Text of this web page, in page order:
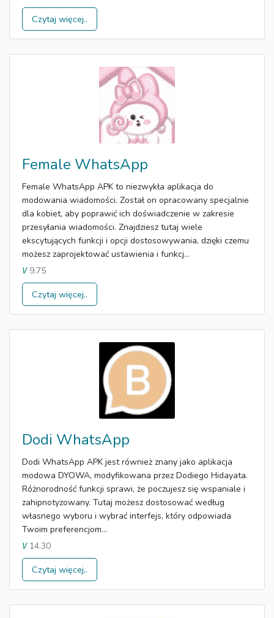
Czytaj więcej..
Female WhatsApp
Female WhatsApp APK to niezwykła aplikacja do
modowania wiadomości. Został on opracowany specjalnie
dla kobiet, aby poprawić ich doświadczenie w zakresie
przesyłania wiadomości. Znajdziesz tutaj wiele
ekscytujących funkcji i opcji dostosowywania, dzięki czemu
możesz zaprojektować ustawienia i funkcj...
V9.75
Czytaj więcej..
Dodi WhatsApp
Dodi WhatsApp APK jest również znany jako aplikacja
modowa DYOWA, modyfikowana przez Dodiego Hidayata.
Różnorodność funkcji sprawi, że poczujesz się wspaniale i
zahipnotyzowany. Tutaj możesz dostosować według
własnego wyboru i wybrać interfejs, który odpowiada
Twoim preferencjom...
V14.30
Czytaj więcej..